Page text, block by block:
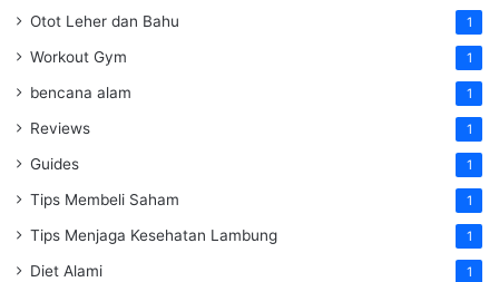
Otot Leher dan Bahu 1
Workout Gym 1
bencana alam 1
Reviews 1
Guides 1
Tips Membeli Saham 1
Tips Menjaga Kesehatan Lambung 1
Diet Alami 1